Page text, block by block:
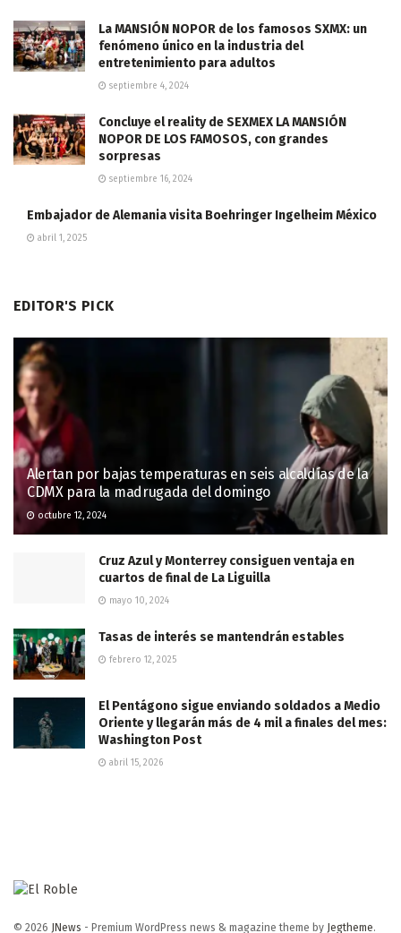
La MANSIÓN NOPOR de los famosos SXMX: un
fenómeno único en la industria del
entretenimiento para adultos
septiembre 4, 2024
Concluye el reality de SEXMEX LA MANSIÓN
NOPOR DE LOS FAMOSOS, con grandes
sorpresas
septiembre 16, 2024
Embajador de Alemania visita Boehringer Ingelheim México
abril 1, 2025
EDITOR'S PICK
Alertan por bajas temperaturas en seis alcaldías de la
CDMX para la madrugada del domingo
octubre 12, 2024
Cruz Azul y Monterrey consiguen ventaja en
cuartos de final de La Liguilla
mayo 10, 2024
Tasas de interés se mantendrán estables
febrero 12, 2025
El Pentágono sigue enviando soldados a Medio
Oriente y llegarán más de 4 mil a finales del mes:
Washington Post
abril 15, 2026
© 2026 JNews - Premium WordPress news & magazine theme by Jegtheme.